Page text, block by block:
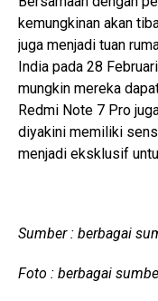
kemungkinan akan
juga menjadi tuan
India pada 28
mungkin mereka
Redmi Note 7 Pro
diyakini memiliki
menjadi eksklusif
Sumber : berbagai
Foto : berbagai